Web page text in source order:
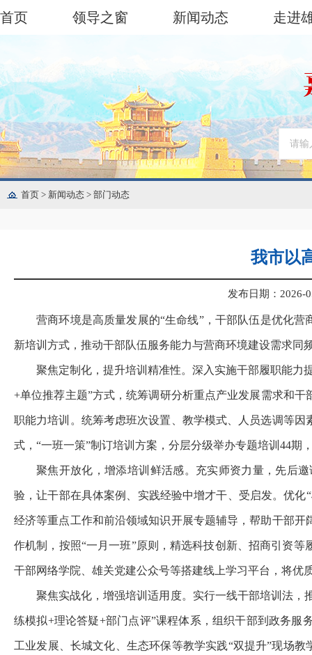
首页 领导之窗 新闻动态 走进
首页 > 新闻动态 > 部门动态
我市以
发布日期：2026-
营商环境是高质量发展的“生命线”，干部队伍是优化
新培训方式，推动干部队伍服务能力与营商环境建设需求同
聚焦定制化，提升培训精准性。深入实施干部履职能力
+单位推荐主题”方式，统筹调研分析重点产业发展需求和
职能力培训。统筹考虑班次设置、教学模式、人员选调等
式，“一班一策”制订培训方案，分层分级举办专题培训44期
聚焦开放化，增添培训鲜活感。充实师资力量，先后
验，让干部在具体案例、实践经验中增才干、受启发。优
经济等重点工作和前沿领域知识开展专题辅导，帮助干部
作机制，按照“一月一班”原则，精选科技创新、招商引资
干部网络学院、雄关党建公众号等搭建线上学习平台，将优
聚焦实战化，增强培训适用度。实行一线干部培训法，
练模拟+理论答疑+部门点评”课程体系，组织干部到政务
工业发展、长城文化、生态环保等教学实践“双提升”现场